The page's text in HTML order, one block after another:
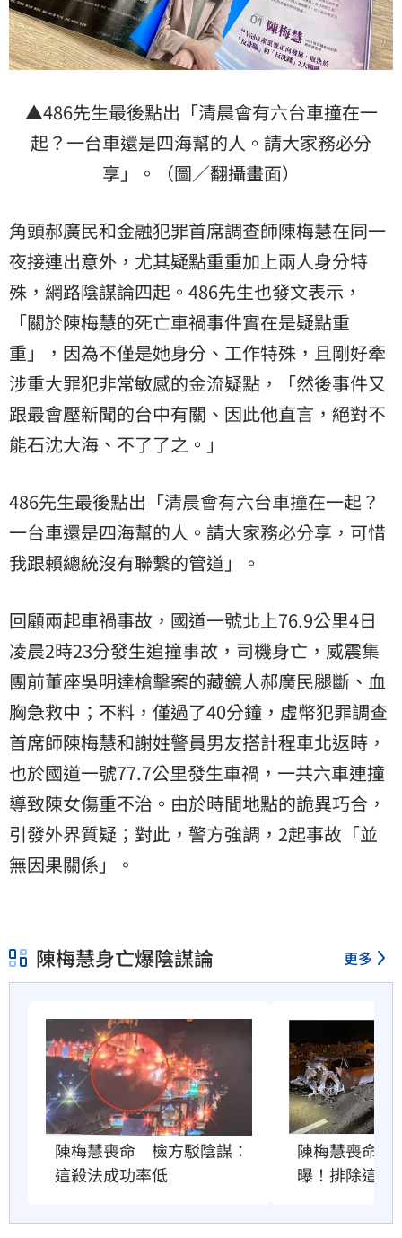
▲486先生最後點出「清晨會有六台車撞在一
起？一台車還是四海幫的人。請大家務必分
享」。（圖／翻攝畫面）
角頭郝廣民和金融犯罪首席調查師陳梅慧在同一
夜接連出意外，尤其疑點重重加上兩人身分特
殊，網路陰謀論四起。486先生也發文表示，
「關於陳梅慧的死亡車禍事件實在是疑點重
重」，因為不僅是她身分、工作特殊，且剛好牽
涉重大罪犯非常敏感的金流疑點，「然後事件又
跟最會壓新聞的台中有關、因此他直言，絕對不
能石沈大海、不了了之。」
486先生最後點出「清晨會有六台車撞在一起？
一台車還是四海幫的人。請大家務必分享，可惜
我跟賴總統沒有聯繫的管道」。
回顧兩起車禍事故，國道一號北上76.9公里4日
凌晨2時23分發生追撞事故，司機身亡，威震集
團前董座吳明達槍擊案的藏鏡人郝廣民腿斷、血
胸急救中；不料，僅過了40分鐘，虛幣犯罪調查
首席師陳梅慧和謝姓警員男友搭計程車北返時，
也於國道一號77.7公里發生車禍，一共六車連撞
導致陳女傷重不治。由於時間地點的詭異巧合，
引發外界質疑；對此，警方強調，2起事故「並
無因果關係」。
陳梅慧身亡爆陰謀論 更多
陳梅慧喪命　檢方駁陰謀：
這殺法成功率低
陳梅慧喪命…
曝！排除這死